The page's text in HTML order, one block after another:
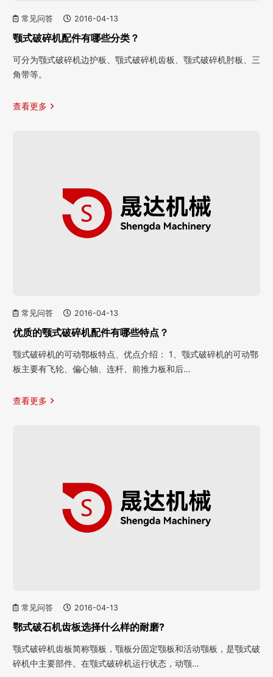
常见问答 2016-04-13
颚式破碎机配件有哪些分类？
可分为颚式破碎机边护板、颚式破碎机齿板、颚式破碎机肘板、三
角带等。
查看更多
常见问答 2016-04-13
优质的颚式破碎机配件有哪些特点？
颚式破碎机的可动鄂板特点、优点介绍： 1、颚式破碎机的可动鄂
板主要有飞轮、偏心轴、连杆、前推力板和后…
查看更多
常见问答 2016-04-13
鄂式破石机齿板选择什么样的耐磨?
颚式破碎机齿板简称颚板，颚板分固定颚板和活动颚板，是颚式破
碎机中主要部件。在颚式破碎机运行状态，动颚…